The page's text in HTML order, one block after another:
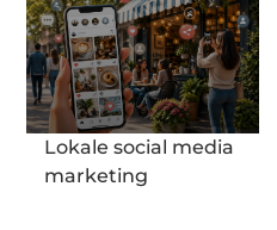
Lokale social media
marketing